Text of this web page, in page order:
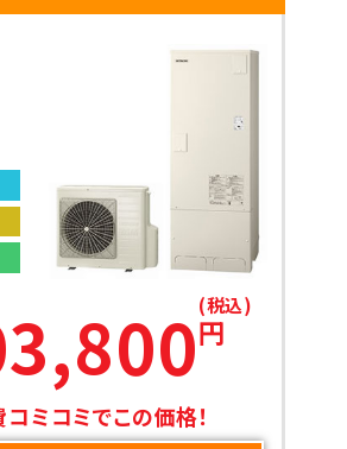
円
(税込)
ミコミでこの価格！